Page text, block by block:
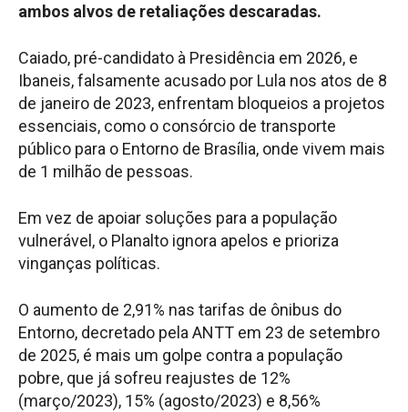
ambos alvos de retaliações descaradas.
Caiado, pré-candidato à Presidência em 2026, e
Ibaneis, falsamente acusado por Lula nos atos de 8
de janeiro de 2023, enfrentam bloqueios a projetos
essenciais, como o consórcio de transporte
público para o Entorno de Brasília, onde vivem mais
de 1 milhão de pessoas.
Em vez de apoiar soluções para a população
vulnerável, o Planalto ignora apelos e prioriza
vinganças políticas.
O aumento de 2,91% nas tarifas de ônibus do
Entorno, decretado pela ANTT em 23 de setembro
de 2025, é mais um golpe contra a população
pobre, que já sofreu reajustes de 12%
(março/2023), 15% (agosto/2023) e 8,56%